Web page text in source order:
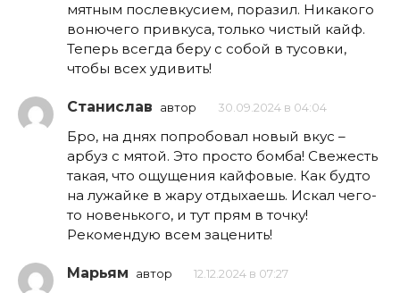
мятным послевкусием, поразил. Никакого
вонючего привкуса, только чистый кайф.
Теперь всегда беру с собой в тусовки,
чтобы всех удивить!
Станислав автор 30.09.2024 в 04:04
Бро, на днях попробовал новый вкус –
арбуз с мятой. Это просто бомба! Свежесть
такая, что ощущения кайфовые. Как будто
на лужайке в жару отдыхаешь. Искал чего-
то новенького, и тут прям в точку!
Рекомендую всем заценить!
Марьям автор 12.12.2024 в 07:27